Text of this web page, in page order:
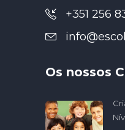
+351 256
Os nossos